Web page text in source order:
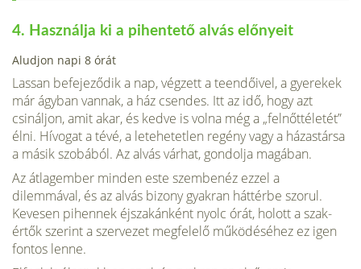
4. Használja ki a pihentető alvás előnyeit
Aludjon napi 8 órát
Lassan befejeződik a nap, végzett a teendőivel, a gyerekek
már ágyban vannak, a ház csendes. Itt az idő, hogy azt
csináljon, amit akar, és kedve is volna még a „fel­nőttéletét”
élni. Hívogat a tévé, a letehetetlen regény vagy a házastársa
a másik szo­bából. Az alvás várhat, gondolja magában.
Az átlagember minden este szembenéz ezzel a
dilemmával, és az alvás bizony gyakran háttérbe szorul.
Kevesen pihennek éjszakánként nyolc órát, holott a szak­
értők szerint a szervezet megfelelő működéséhez ez igen
fontos lenne.